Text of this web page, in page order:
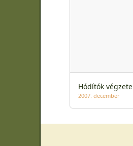
Hódítók végzete
2007. december